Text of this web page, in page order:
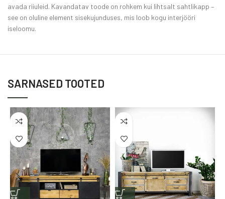
avada riiuleid. Kavandatav toode on rohkem kui lihtsalt sahtlikapp –
see on oluline element sisekujunduses, mis loob kogu interjööri
iseloomu.
SARNASED TOOTED